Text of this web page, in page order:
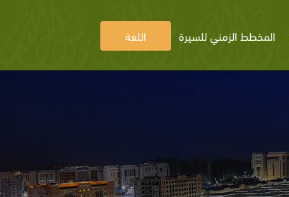
المخطط الزمني للسيرة اللغة